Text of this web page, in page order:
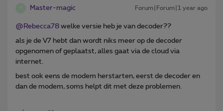
Master-magic Forum|Forum|1 year ago
@Rebecca78 welke versie heb je van decoder??
als je de V7 hebt dan wordt niks meer op de decoder
opgenomen of geplaatst, alles gaat via de cloud via
internet.
best ook eens de modem herstarten, eerst de decoder en
dan de modem, soms helpt dit met deze problemen.